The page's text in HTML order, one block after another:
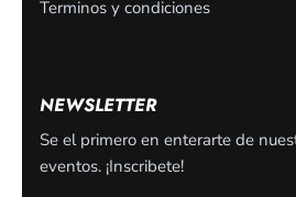
Terminos y condiciones
NEWSLETTER
Se el primero en enterarte de
eventos. ¡Inscribete!